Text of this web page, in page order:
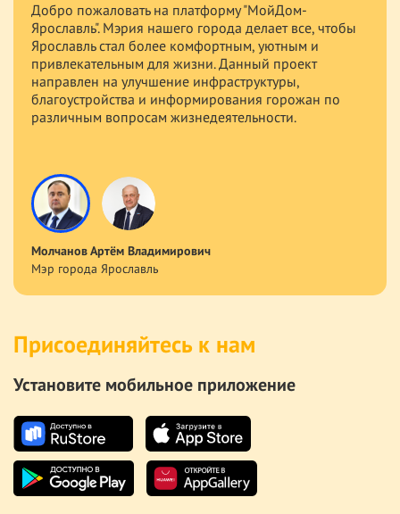
Добро пожаловать на платформу "МойДом-
Ярославль". Мэрия нашего города делает все, чтобы
Ярославль стал более комфортным, уютным и
привлекательным для жизни. Данный проект
направлен на улучшение инфраструктуры,
благоустройства и информирования горожан по
различным вопросам жизнедеятельности.
Молчанов Артём Владимирович
Мэр города Ярославль
Универсальная платформа «МойДом-Ярославль»
создана специально для нашего удобства. Это
современный сервис в области жилищно-
коммунальных услуг и управления
многоквартирными домами. Портал предоставляет
возможность каждому разобраться, как обеспечить
качественное функционирование многоквартирного
Калинин Сергей Григорьевич
Председатель муниципалитета города Ярославль
Присоединяйтесь к нам
Установите мобильное приложение